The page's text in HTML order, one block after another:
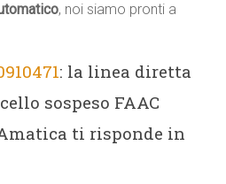
, noi siamo pronti a
: la linea diretta
sospeso FAAC
ti risponde in